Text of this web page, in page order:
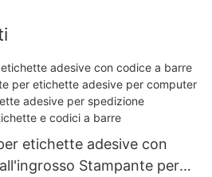
etichette adesive con
Stampante per